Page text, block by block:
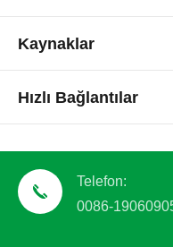
Kaynaklar
Hızlı Bağlantılar
Telefon:
0086-